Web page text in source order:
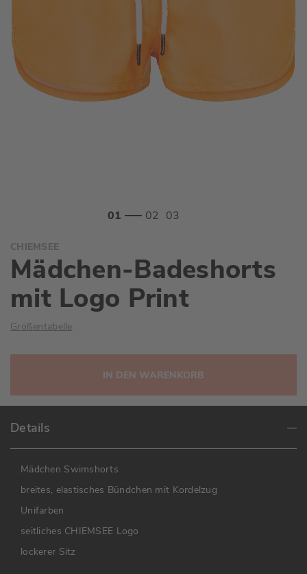
Anfang
der
Bildgalerie
springen
CHIEMSEE
Mädchen-Badeshorts
mit Logo Print
Größentabelle
IN DEN WARENKORB
Details
Mädchen Swimshorts
breites, elastisches Bündchen mit Kordelzug
Unifarben
seitliches CHIEMSEE Logo
lockerer Sitz